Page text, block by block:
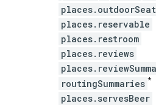
places.reservable
places.restroom
places.reviews
routingSummaries *
places.servesBeer